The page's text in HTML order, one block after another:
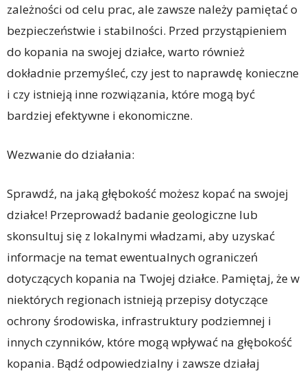
zależności od celu prac, ale zawsze należy pamiętać o
bezpieczeństwie i stabilności. Przed przystąpieniem
do kopania na swojej działce, warto również
dokładnie przemyśleć, czy jest to naprawdę konieczne
i czy istnieją inne rozwiązania, które mogą być
bardziej efektywne i ekonomiczne.
Wezwanie do działania:
Sprawdź, na jaką głębokość możesz kopać na swojej
działce! Przeprowadź badanie geologiczne lub
skonsultuj się z lokalnymi władzami, aby uzyskać
informacje na temat ewentualnych ograniczeń
dotyczących kopania na Twojej działce. Pamiętaj, że w
niektórych regionach istnieją przepisy dotyczące
ochrony środowiska, infrastruktury podziemnej i
innych czynników, które mogą wpływać na głębokość
kopania. Bądź odpowiedzialny i zawsze działaj